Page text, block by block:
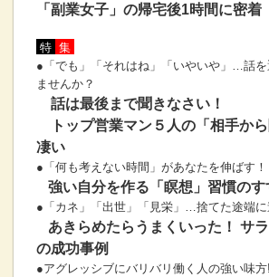
「副業女子」の帰宅後1時間に密着
特 集
●「でも」「それはね」「いやいや」…話を
ませんか？
話は最後まで聞きなさい！
トップ営業マン５人の「相手か
凄い
●「何も考えない時間」があなたを伸ばす！
強い自分を作る「瞑想」習慣のす
●「カネ」「出世」「見栄」…捨てた途端に
あきらめたらうまくいった！ サ
の成功事例
●アグレッシブにバリバリ働く人の強い味